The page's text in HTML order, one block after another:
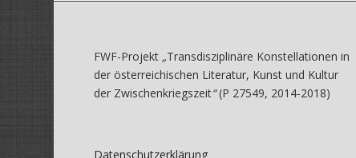
FWF-Projekt „Transdisziplinäre Konstellationen in
der österreichischen Literatur, Kunst und Kultur
der Zwischenkriegszeit“(P 27549, 2014-2018)
Datenschutzerklärung